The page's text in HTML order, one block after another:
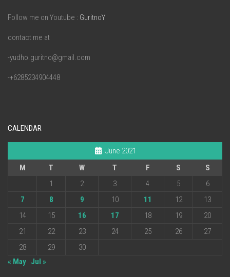
Follow me on Youtube : GuritnoY
contact me at
-yudho.guritno@gmail.com
-+6285234904448
CALENDAR
June 2021
M
T W T F S
S
1
2 3 4 5
6
7
8 9 10 11 12
13
14
15 16 17 18 19
20
21
22 23 24 25 26
27
28
29
30
« May Jul »